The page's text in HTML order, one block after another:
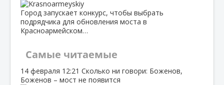
Город запускает конкурс, чтобы выбрать
подрядчика для обновления моста в
Красноармейском…
Самые читаемые
14 февраля 12:21 Сколько ни говори: Боженов,
Боженов – мост не появится